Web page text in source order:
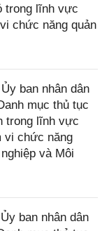
trong lĩnh vực
chức năng quản
ban nhân dân
mục thủ tục
trong lĩnh vực
vi chức năng
và Môi
ban nhân dân